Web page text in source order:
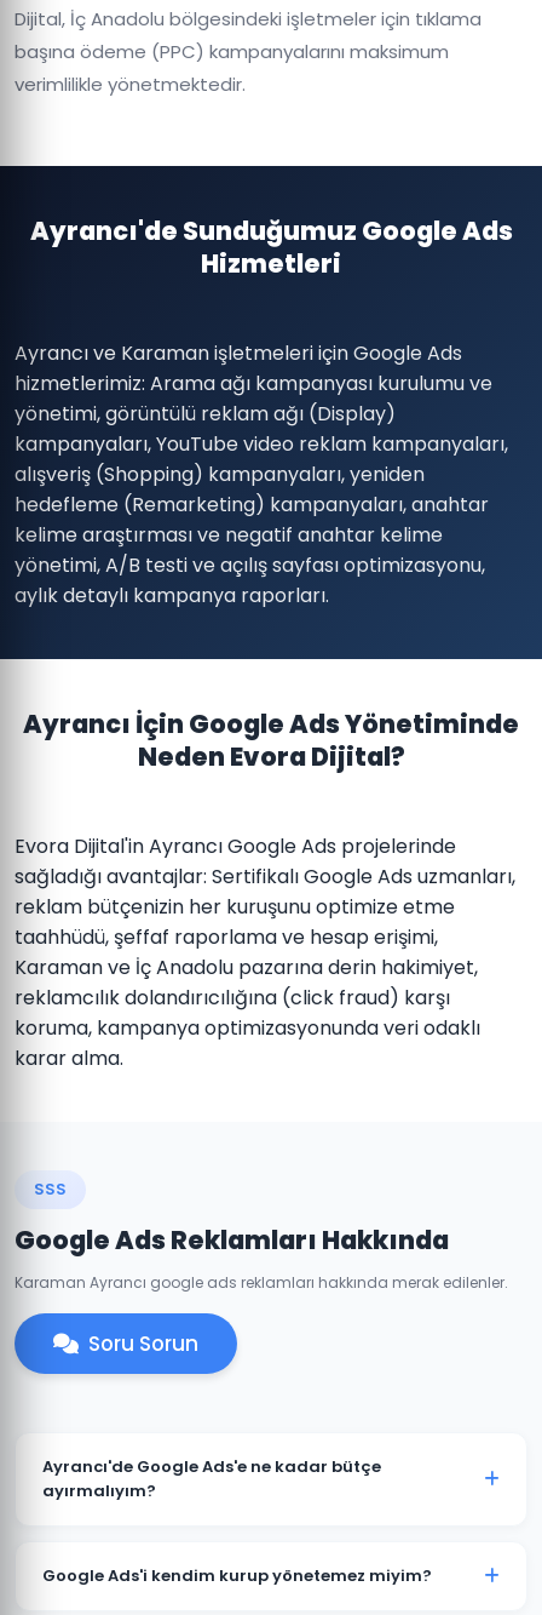
Dijital, İç Anadolu bölgesindeki işletmeler için tıklama
başına ödeme (PPC) kampanyalarını maksimum
verimlilikle yönetmektedir.
Ayrancı'de Sunduğumuz Google Ads
Hizmetleri
Ayrancı ve Karaman işletmeleri için Google Ads
hizmetlerimiz: Arama ağı kampanyası kurulumu ve
yönetimi, görüntülü reklam ağı (Display)
kampanyaları, YouTube video reklam kampanyaları,
alışveriş (Shopping) kampanyaları, yeniden
hedefleme (Remarketing) kampanyaları, anahtar
kelime araştırması ve negatif anahtar kelime
yönetimi, A/B testi ve açılış sayfası optimizasyonu,
aylık detaylı kampanya raporları.
Ayrancı İçin Google Ads Yönetiminde
Neden Evora Dijital?
Evora Dijital'in Ayrancı Google Ads projelerinde
sağladığı avantajlar: Sertifikalı Google Ads uzmanları,
reklam bütçenizin her kuruşunu optimize etme
taahhüdü, şeffaf raporlama ve hesap erişimi,
Karaman ve İç Anadolu pazarına derin hakimiyet,
reklamcılık dolandırıcılığına (click fraud) karşı
koruma, kampanya optimizasyonunda veri odaklı
karar alma.
SSS
Google Ads Reklamları Hakkında
Karaman Ayrancı google ads reklamları hakkında merak edilenler.
Soru Sorun
Ayrancı'de Google Ads'e ne kadar bütçe
ayırmalıyım?
TL ile başlanabilir. Ancak anlamlı sonuçlar için 3.000-
Google Ads'i kendim kurup yönetemez miyim?